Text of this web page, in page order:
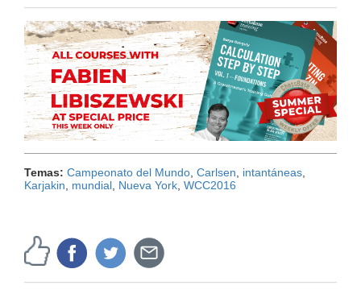
Temas: Campeonato del Mundo Carlsen intantáneas
Karjakin
mundial Nueva York WCC2016